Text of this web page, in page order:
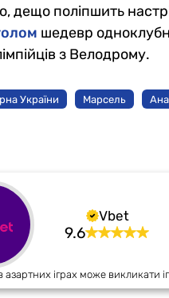
дещо поліпшить
шедевр
з Велодрому.
України Марсель
Vbet
9.6
азартних іграх може викликати